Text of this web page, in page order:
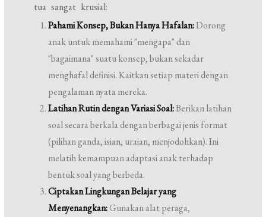
tua sangat krusial:
Pahami Konsep, Bukan Hanya Hafalan:Dorong
anak untuk memahami "mengapa" dan
"bagaimana" suatu konsep, bukan sekadar
menghafal definisi. Kaitkan setiap materi dengan
pengalaman nyata mereka.
Latihan Rutin dengan Variasi Soal:Berikan latihan
soal secara berkala dengan berbagai jenis format
(pilihan ganda, isian, uraian, menjodohkan). Ini
melatih kemampuan adaptasi anak terhadap
bentuk soal yang berbeda.
Ciptakan Lingkungan Belajar yang
Menyenangkan:Gunakan alat peraga,